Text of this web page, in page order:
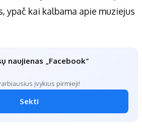
ypač kai kalbama apie muziejus
naujienas „Facebook“
įvykius pirmieji!
Sekti